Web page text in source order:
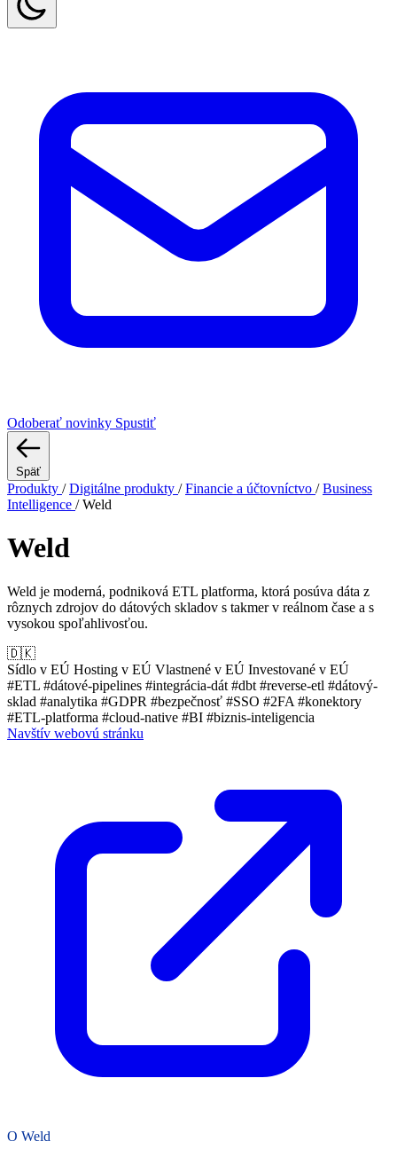
Odoberať novinky Spustiť
Späť
Produkty / Digitálne produkty / Financie a účtovníctvo / Business
Intelligence / Weld
Weld
Weld je moderná, podniková ETL platforma, ktorá posúva dáta z
rôznych zdrojov do dátových skladov s takmer v reálnom čase a s
vysokou spoľahlivosťou.
🇩🇰
Sídlo v EÚ Hosting v EÚ Vlastnené v EÚ Investované v EÚ
#ETL #dátové-pipelines #integrácia-dát #dbt #reverse-etl #dátový-
sklad #analytika #GDPR #bezpečnosť #SSO #2FA #konektory
#ETL-platforma #cloud-native #BI #biznis-inteligencia
Navštív webovú stránku
O Weld